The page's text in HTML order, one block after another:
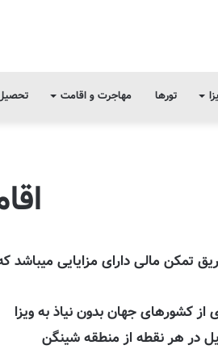
تورها مهاجرت و اقامت
تمکن مالی دارای مزایایی